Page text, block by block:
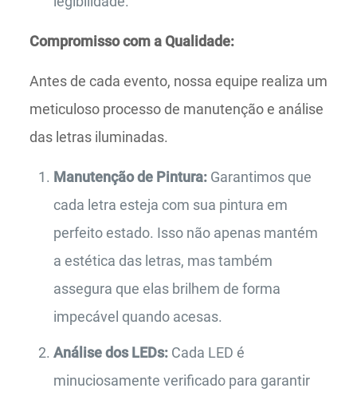
Compromisso com a Qualidade:
Antes de cada evento, nossa equipe realiza um
meticuloso processo de manutenção e análise
das letras iluminadas.
Manutenção de Pintura:Garantimos que
cada letra esteja com sua pintura em
perfeito estado. Isso não apenas mantém
a estética das letras, mas também
assegura que elas brilhem de forma
impecável quando acesas.
Análise dos LEDs:Cada LED é
minuciosamente verificado para garantir